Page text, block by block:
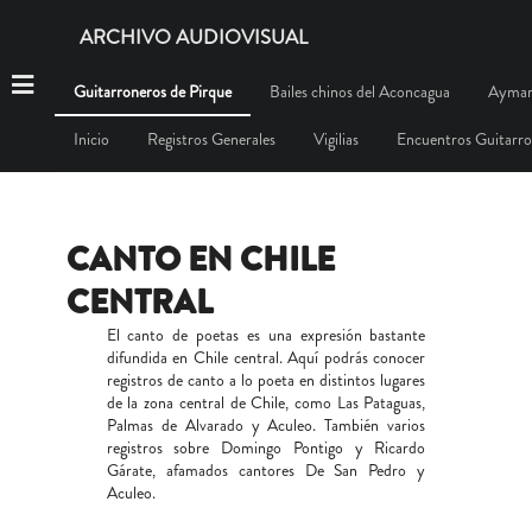
ARCHIVO AUDIOVISUAL
Guitarroneros de Pirque Bailes chinos del Aconcagua
Inicio
Registros Generales Vigilias Encuentros
CANTO EN CHILE
CENTRAL
El canto de poetas es una expresión bastante
difundida en Chile central. Aquí podrás conocer
registros de canto a lo poeta en distintos lugares
de la zona central de Chile, como Las Pataguas,
Palmas de Alvarado y Aculeo. También varios
registros sobre Domingo Pontigo y Ricardo
Gárate, afamados cantores De San Pedro y
Aculeo.